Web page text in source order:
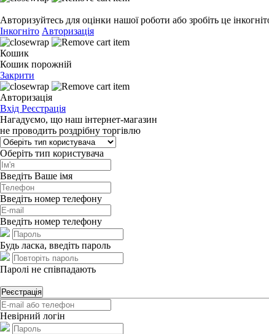
Авторизуйтесь для оцінки нашої роботи або зробіть це
Інкогніто Авторизація
Кошик
Кошик порожній
Закрити
Авторизація
Вхід Реєстрація
Нагадуємо, що наш інтернет-магазин
не проводить роздрібну торгівлю
Оберіть тип користувача
Введіть Ваше імя
Введіть номер телефону
Введіть номер телефону
Будь ласка, введіть пароль
Паролі не співпадають
Реєстрація
Невірний логін